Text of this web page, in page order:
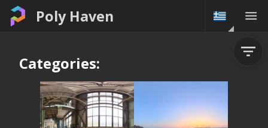
Poly Haven
Categories: